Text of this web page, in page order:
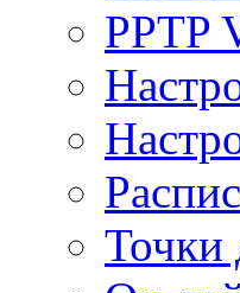
PPTP
Точки